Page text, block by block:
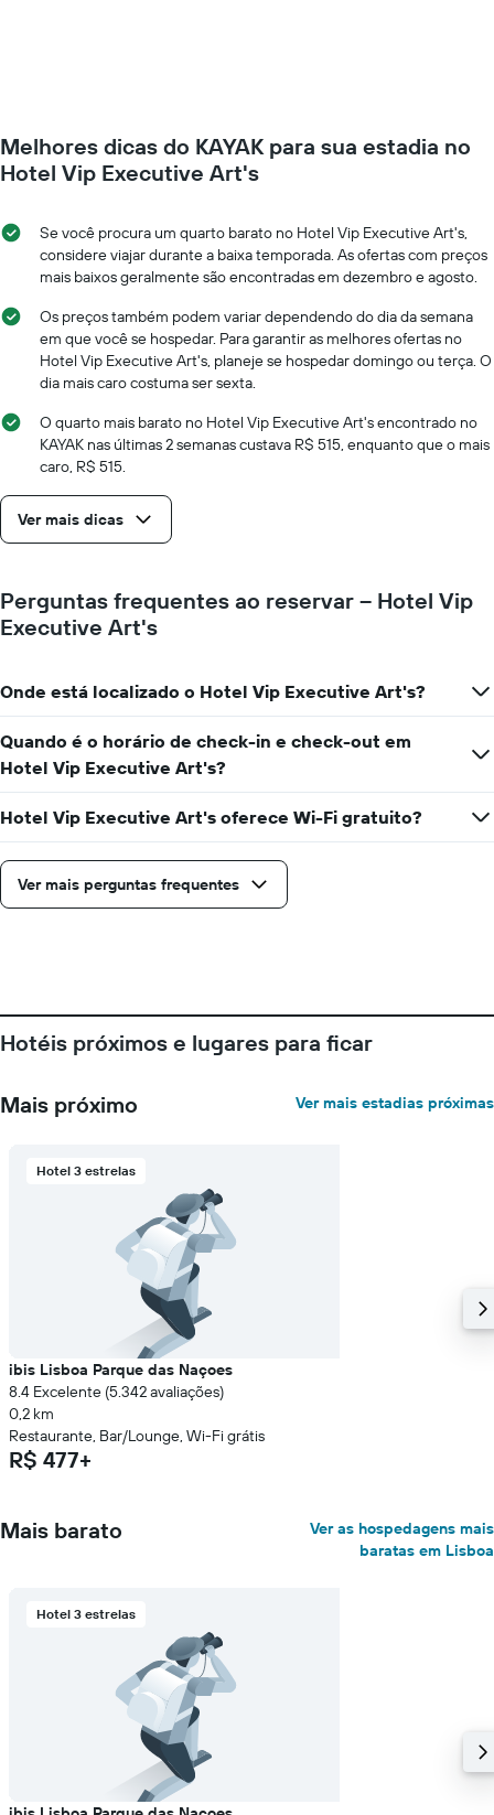
exibindo
o
preço
um
quarto
acordo
com
da
data
de
gráfico
tem
exibindo
de
dias
antes
O
gráfico
eixo
Y
exibindo
o
preço
médio
de
um
quarto
Melhores dicas do KAYAK para sua estadia no
Hotel Vip Executive Art's
Se você procura um quarto barato no Hotel Vip Executive Art's,
considere viajar durante a baixa temporada. As ofertas com preços
mais baixos geralmente são encontradas em dezembro e agosto.
Os preços também podem variar dependendo do dia da semana
em que você se hospedar. Para garantir as melhores ofertas no
Hotel Vip Executive Art's, planeje se hospedar domingo ou terça. O
dia mais caro costuma ser sexta.
O quarto mais barato no Hotel Vip Executive Art's encontrado no
KAYAK nas últimas 2 semanas custava R$ 515, enquanto que o mais
caro, R$ 515.
Ver mais dicas
Perguntas frequentes ao reservar – Hotel Vip
Executive Art's
Onde está localizado o Hotel Vip Executive Art's?
Quando é o horário de check-in e check-out em
Hotel Vip Executive Art's?
Hotel Vip Executive Art's oferece Wi-Fi gratuito?
Ver mais perguntas frequentes
Hotéis próximos e lugares para ficar
Mais próximo Ver mais estadias próximas
Hotel 3 estrelas
ibis Lisboa Parque das Naçoes
8.4 Excelente (5.342 avaliações)
0,2 km
Restaurante, Bar/Lounge, Wi-Fi grátis
R$ 477+
Mais barato
Ver as hospedagens mais
baratas em Lisboa
Hotel 3 estrelas